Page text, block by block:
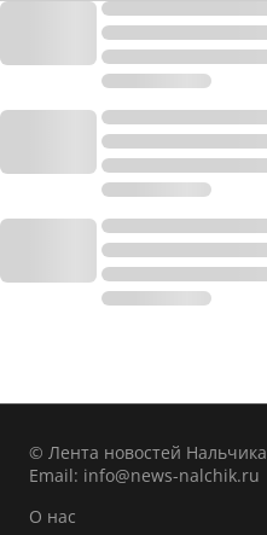
© Лента новостей Нальчика
Email: info@news-nalchik.ru
О нас